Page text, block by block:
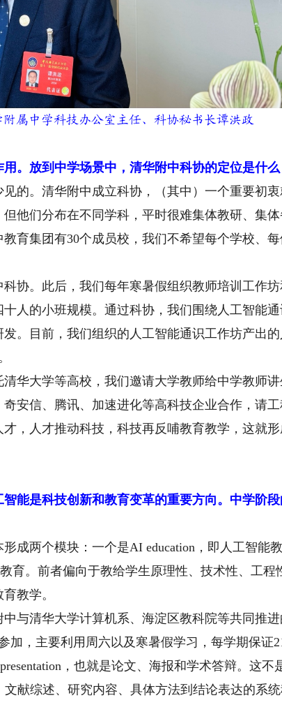
属中学科技办公室主任、科协秘书长谭洪政
。放到中学场景中，清华附中科协的定位是什么
的。清华附中成立科协，（其中）一个重要初衷
他们分布在不同学科，平时很难集体教研、集体
育集团有30个成员校，我们不希望每个学校、
协。此后，我们每年寒暑假组织教师培训工作坊
人的小班规模。通过科协，我们围绕人工智能通
。目前，我们组织的人工智能通识工作坊产出的
大学等高校，我们邀请大学教师给中学教师讲
安信、腾讯、加速进化等高科技企业合作，请工
，人才推动科技，科技再反哺教育教学，这就形
能是科技创新和教育变革的重要方向。中学阶
成两个模块：一个是AI education，即人工智能教
育。前者偏向于教给学生原理性、技术性、工程
教学。
清华大学计算机系、海淀区教科院等共同推进
加，主要利用周六以及寒暑假学习，每学期保证
，也就是论文、海报和学术答辩。这不
献综述、研究内容、具体方法到结论表达的系